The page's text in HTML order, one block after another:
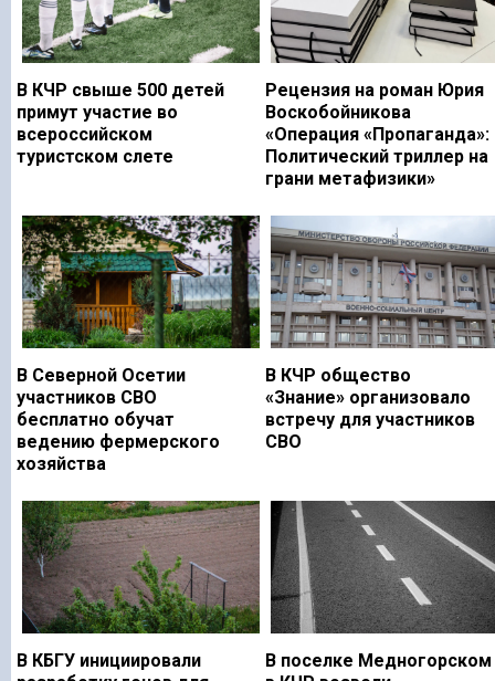
В КЧР свыше 500 детей
примут участие во
всероссийском
туристском слете
Рецензия на роман Юрия
Воскобойникова
«Операция «Пропаганда»:
Политический триллер на
грани метафизики»
В Северной Осетии
участников СВО
бесплатно обучат
ведению фермерского
хозяйства
В КЧР общество
«Знание» организовало
встречу для участников
СВО
В КБГУ инициировали
В поселке Медногорском